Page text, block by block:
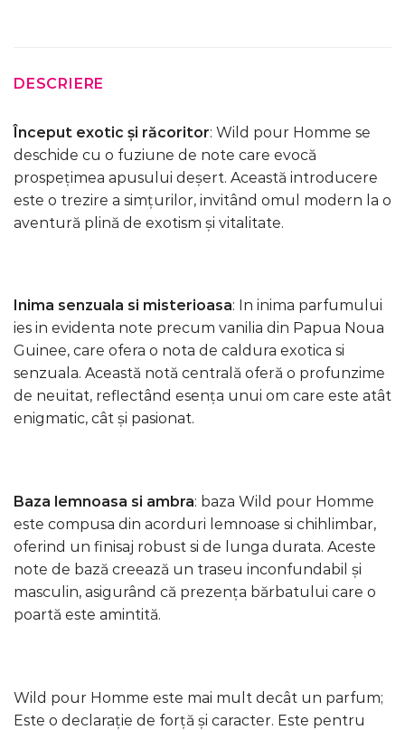
DESCRIERE
Început exotic și răcoritor: Wild pour Homme se
deschide cu o fuziune de note care evocă
prospețimea apusului deșert. Această introducere
este o trezire a simțurilor, invitând omul modern la o
aventură plină de exotism și vitalitate.
Inima senzuala si misterioasa: In inima parfumului
ies in evidenta note precum vanilia din Papua Noua
Guinee, care ofera o nota de caldura exotica si
senzuala. Această notă centrală oferă o profunzime
de neuitat, reflectând esența unui om care este atât
enigmatic, cât și pasionat.
Baza lemnoasa si ambra: baza Wild pour Homme
este compusa din acorduri lemnoase si chihlimbar,
oferind un finisaj robust si de lunga durata. Aceste
note de bază creează un traseu inconfundabil și
masculin, asigurând că prezența bărbatului care o
poartă este amintită.
Wild pour Homme este mai mult decât un parfum;
Este o declarație de forță și caracter. Este pentru